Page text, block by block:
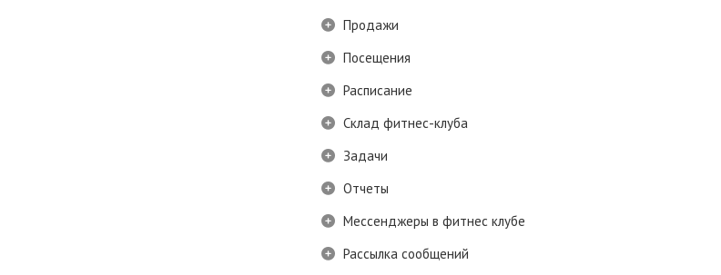
Продажи
Посещения
Расписание
Склад фитнес-клуба
Задачи
Отчеты
Мессенджеры в фитнес клубе
Рассылка сообщений